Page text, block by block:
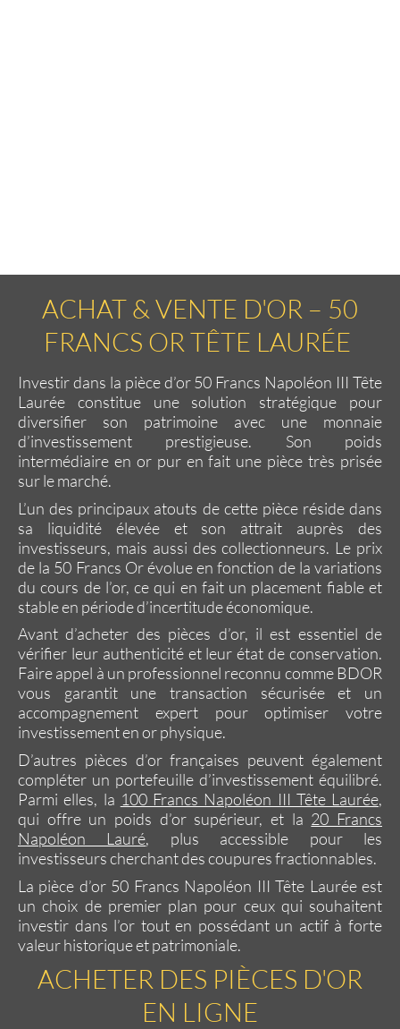
ACHAT & VENTE D'OR – 50
FRANCS OR TÊTE LAURÉE
Investir dans la pièce d’or 50 Francs Napoléon III Tête
Laurée constitue une solution stratégique pour
diversifier son patrimoine avec une monnaie
d’investissement prestigieuse. Son poids
intermédiaire en or pur en fait une pièce très prisée
sur le marché.
L’un des principaux atouts de cette pièce réside dans
sa liquidité élevée et son attrait auprès des
investisseurs, mais aussi des collectionneurs. Le prix
de la 50 Francs Orévolue en fonction de la variations
du cours de l’or, ce qui en fait un placement fiable et
stable en période d’incertitude économique.
Avant d’acheter des pièces d’or, il est essentiel de
vérifier leur authenticité et leur état de conservation.
Faire appel à un professionnel reconnu comme BDOR
vous garantit une transaction sécurisée et un
accompagnement expert pour optimiser votre
investissement en or physique.
D’autres pièces d’or françaises peuvent également
compléter un portefeuille d’investissement équilibré.
Parmi elles, la 100 Francs Napoléon III Tête Laurée,
qui offre un poids d’or supérieur, et la 20 Francs
Napoléon Lauré, plus accessible pour les
investisseurs cherchant des coupures fractionnables.
La pièce d’or 50 Francs Napoléon III Tête Lauréeest
un choix de premier plan pour ceux qui souhaitent
investir dans l’or tout en possédant un actif à forte
valeur historique et patrimoniale.
ACHETER DES PIÈCES D'OR
EN LIGNE